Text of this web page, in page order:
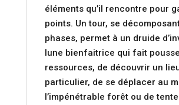
éléments qu’il rencontre pour
points. Un tour, se
phases, permet à un druide
lune bienfaitrice qui fait
ressources, de découvrir un
particulier, de se déplacer au
l’impénétrable forêt ou de